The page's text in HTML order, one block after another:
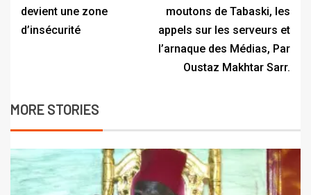
devient une zone
d’insécurité
moutons de Tabaski, les
appels sur les serveurs et
l’arnaque des Médias, Par
Oustaz Makhtar Sarr.
MORE STORIES